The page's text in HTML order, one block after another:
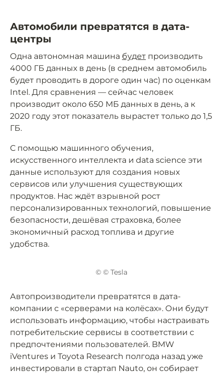
Автомобили превратятся в дата-
центры
Одна автономная машина будет производить
4000 ГБ данных в день (в среднем автомобиль
будет проводить в дороге один час) по оценкам
Intel. Для сравнения — сейчас человек
производит около 650 МБ данных в день, а к
2020 году этот показатель вырастет только до 1,5
ГБ.
С помощью машинного обучения,
искусственного интеллекта и data science эти
данные используют для создания новых
сервисов или улучшения существующих
продуктов. Нас ждёт взрывной рост
персонализированных технологий, повышение
безопасности, дешёвая страховка, более
экономичный расход топлива и другие
удобства.
© © Tesla
Автопроизводители превратятся в дата-
компании с «серверами на колёсах». Они будут
использовать информацию, чтобы настраивать
потребительские сервисы в соответствии с
предпочтениями пользователей. BMW
iVentures и Toyota Research полгода назад уже
инвестировали в стартап Nauto, он собирает